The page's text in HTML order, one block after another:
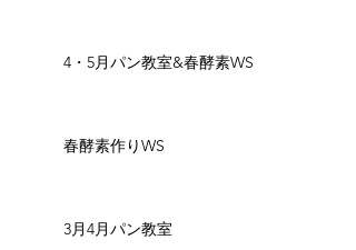
4・5月パン教室&春酵素WS
春酵素作りWS
3月4月パン教室